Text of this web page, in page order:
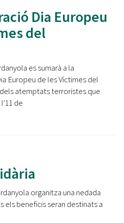
Dia Europeu
del
es sumarà a la
Europeu de les Víctimes del
atemptats terroristes que
de
organitza una nedada
els beneficis seran destinats a